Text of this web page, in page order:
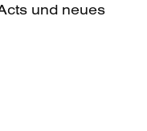
und neues